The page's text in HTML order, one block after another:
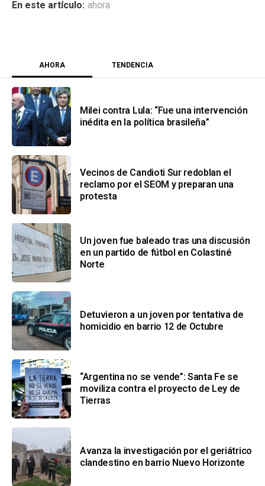
ahora
AHORA TENDENCIA
Milei contra Lula: “Fue una intervención
inédita en la política brasileña”
Vecinos de Candioti Sur redoblan el
reclamo por el SEOM y preparan una
protesta
Un joven fue baleado tras una discusión
en un partido de fútbol en Colastiné
Norte
Detuvieron a un joven por tentativa de
homicidio en barrio 12 de Octubre
“Argentina no se vende”: Santa Fe se
moviliza contra el proyecto de Ley de
Tierras
Avanza la investigación por el geriátrico
clandestino en barrio Nuevo Horizonte